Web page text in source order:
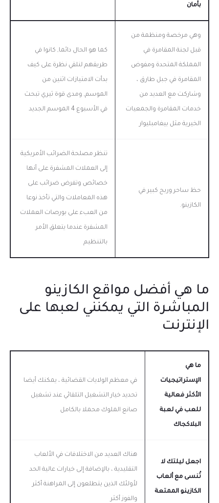
بأمان
وهي مرخصة ومنظمة من
قبل لجنة المقامرة في
المملكة المتحدة ومفوض
المقامرة في جبل طارق ،
وشاركت مع العديد من
خدمات المقامرة والجمعيات
الخيرية مثل بيغامبليوار
كما هو الحال دائما, كانوا في
طريقهم لنلقي نظرة على كيف
بدأت الامتيازات اثنين من
الموسم, ومدى قوة ثيري تبحث
في الأسبوع 4 الموسم الجديد
حظ ساحر وربح كبير في
الكازينو.
تنظر مصلحة الضرائب الأمريكية
إلى العملات المشفرة على أنها
خصائص وتفرض ضرائب على
هذه المعاملات والتي تأخذ نوعا
من العبء على بورصات العملات
المشفرة عندما يتعلق الأمر
بالتنظيم
ما هي أفضل مواقع الكازينو
المباشرة التي يمكنني لعبها على
الإنترنت
ما هي
الإستراتيجيات
الأكثر فعالية
للعب في لعبة
البلاكجاك
في معظم الولايات القضائية ، يمكنك أيضا
تحديد خيار التشغيل التلقائي عند تشغيل
صانع الملوك محملا بالكامل
اجعل ليلتك لا
تُنسى مع ألعاب
الكازينو الممتعة
هناك العديد من الاختلافات في الألعاب
التقليدية ، بالإضافة إلى خيارات عالية الحد
لأولئك الذين يتطلعون إلى المراهنة أكثر
والفوز أكثر